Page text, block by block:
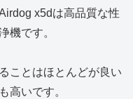
x5dは高品質な性
機です。
ことはほとんどが良い
高いです。